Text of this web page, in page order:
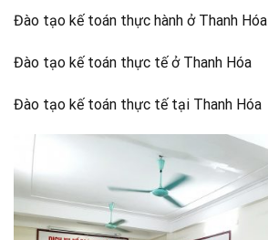
Đào tạo kế toán thực hành ở Thanh Hóa
Đào tạo kế toán thực tế ở Thanh Hóa
Đào tạo kế toán thực tế tại Thanh Hóa